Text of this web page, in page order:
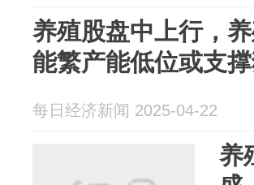
养殖股盘中上行，
能繁产能低位或支
每日经济新闻 2025-04-22
养